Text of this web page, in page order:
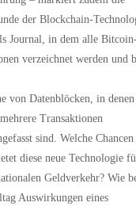
der Blockchain-
Journal, in dem alle
verzeichnet werden und
von Datenblöcken, in
Transaktionen
sind. Welche
diese neue Technologie
Geldverkehr? Wie
Auswirkungen eines